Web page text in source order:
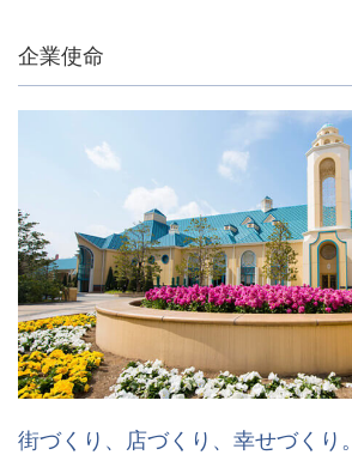
企業使命
街づくり、店づくり、幸せづくり。